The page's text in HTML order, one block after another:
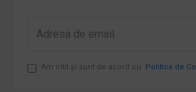
Am citit şi sunt de acord cu Politica de